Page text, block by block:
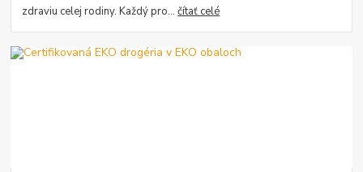
zdraviu celej rodiny. Každý pro...čítať celé